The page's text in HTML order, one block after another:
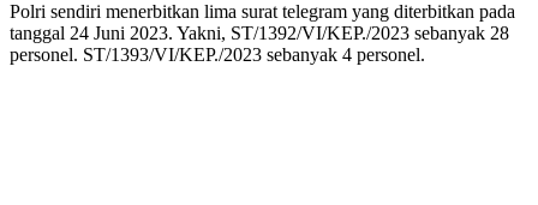
Polri sendiri menerbitkan lima surat telegram yang diterbitkan pada
tanggal 24 Juni 2023. Yakni, ST/1392/VI/KEP./2023 sebanyak 28
personel. ST/1393/VI/KEP./2023 sebanyak 4 personel.